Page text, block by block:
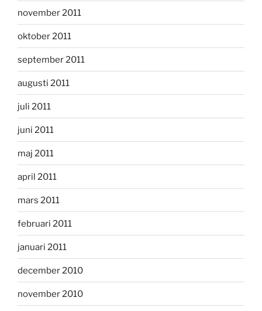
november 2011
oktober 2011
september 2011
augusti 2011
juli 2011
juni 2011
maj 2011
april 2011
mars 2011
februari 2011
januari 2011
december 2010
november 2010